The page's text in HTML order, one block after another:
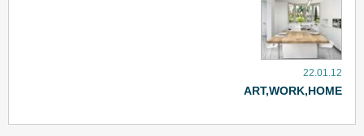
22.01.12
ART,WORK,HOME